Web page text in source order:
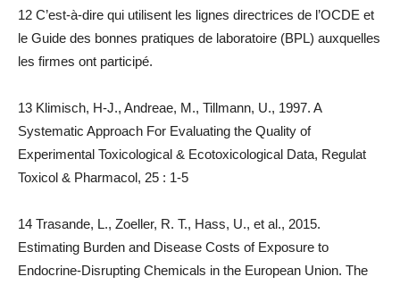
12 C’est-à-dire qui utilisent les lignes directrices de l’OCDE et
le Guide des bonnes pratiques de laboratoire (BPL) auxquelles
les firmes ont participé.
13 Klimisch, H-J., Andreae, M., Tillmann, U., 1997. A
Systematic Approach For Evaluating the Quality of
Experimental Toxicological & Ecotoxicological Data, Regulat
Toxicol & Pharmacol, 25 : 1-5
14 Trasande, L., Zoeller, R. T., Hass, U., et al., 2015.
Estimating Burden and Disease Costs of Exposure to
Endocrine-Disrupting Chemicals in the European Union. The